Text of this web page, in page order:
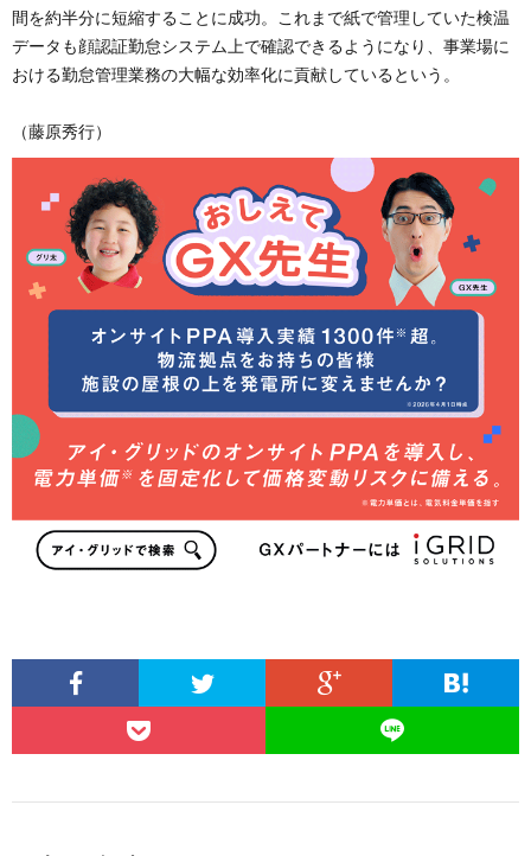
間を約半分に短縮することに成功。これまで紙で管理していた検温
データも顔認証勤怠システム上で確認できるようになり、事業場に
おける勤怠管理業務の大幅な効率化に貢献しているという。
（藤原秀行）